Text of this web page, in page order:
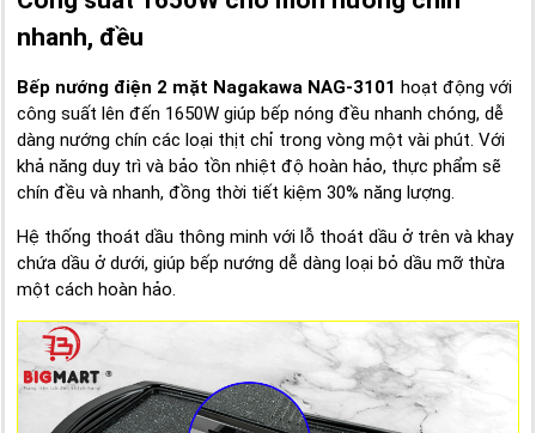
nhanh, đều
Bếp nướng điện 2 mặt Nagakawa NAG-3101 hoạt động với
công suất lên đến 1650W giúp bếp nóng đều nhanh chóng, dễ
dàng nướng chín các loại thịt chỉ trong vòng một vài phút. Với
khả năng duy trì và bảo tồn nhiệt độ hoàn hảo, thực phẩm sẽ
chín đều và nhanh, đồng thời tiết kiệm 30% năng lượng.
Hệ thống thoát dầu thông minh với lỗ thoát dầu ở trên và khay
chứa dầu ở dưới, giúp bếp nướng dễ dàng loại bỏ dầu mỡ thừa
một cách hoàn hảo.